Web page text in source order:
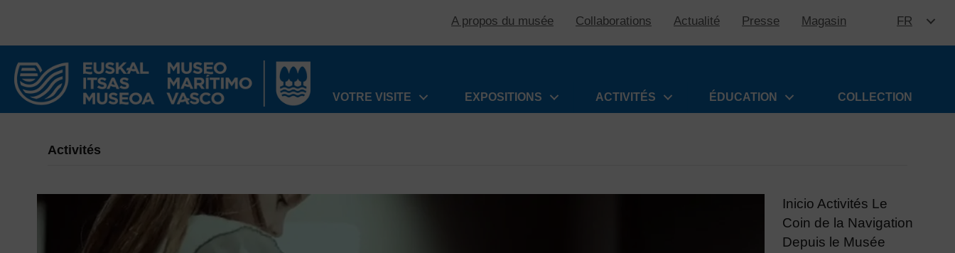
A propos du musée Collaborations Actualité Presse Magasin FR
VOTRE VISITE
EXPOSITIONS ACTIVITÉS ÉDUCATION COLLECTION
Activités
Inicio Activités Le
Coin de la Navigation
Depuis le Musée